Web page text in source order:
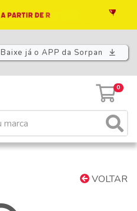
Baixe já o APP da Sorpan
0
VOLTAR